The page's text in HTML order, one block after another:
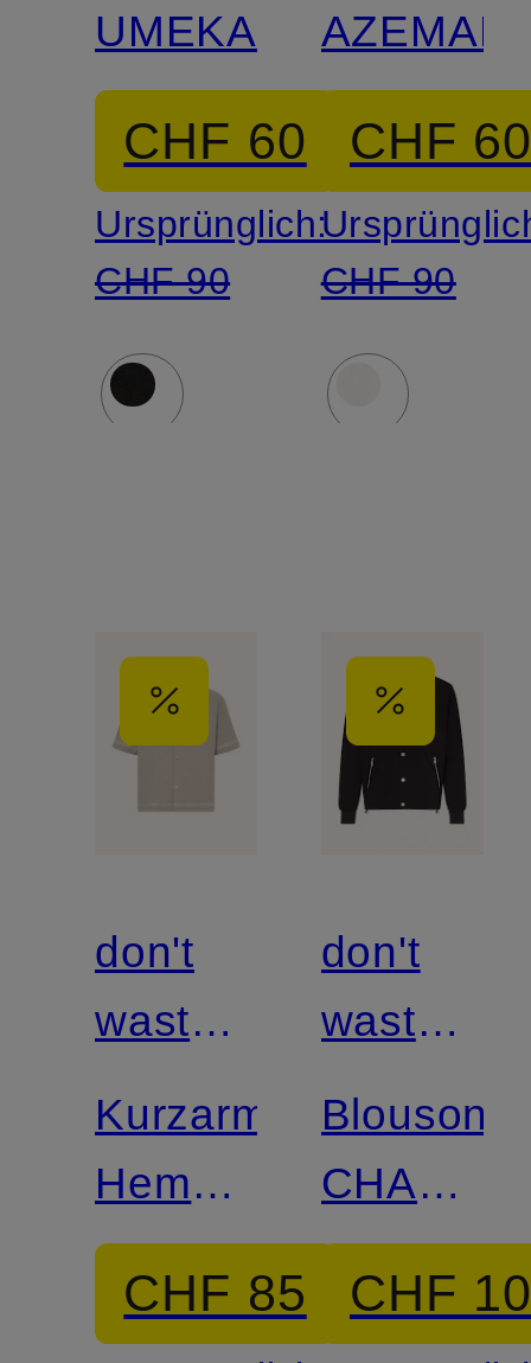
UMEKA
CHF 60
Ursprünglich:
CHF 90
AZEMARI
CHF
CHF 90
don't
waste
culture
Kurzarm-
Hemd
BENOKA
Comfort
CHF 85
don't
waste
culture
Blouson
CHA
MAISON
D'ART
CHF